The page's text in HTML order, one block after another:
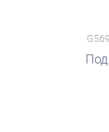
Под